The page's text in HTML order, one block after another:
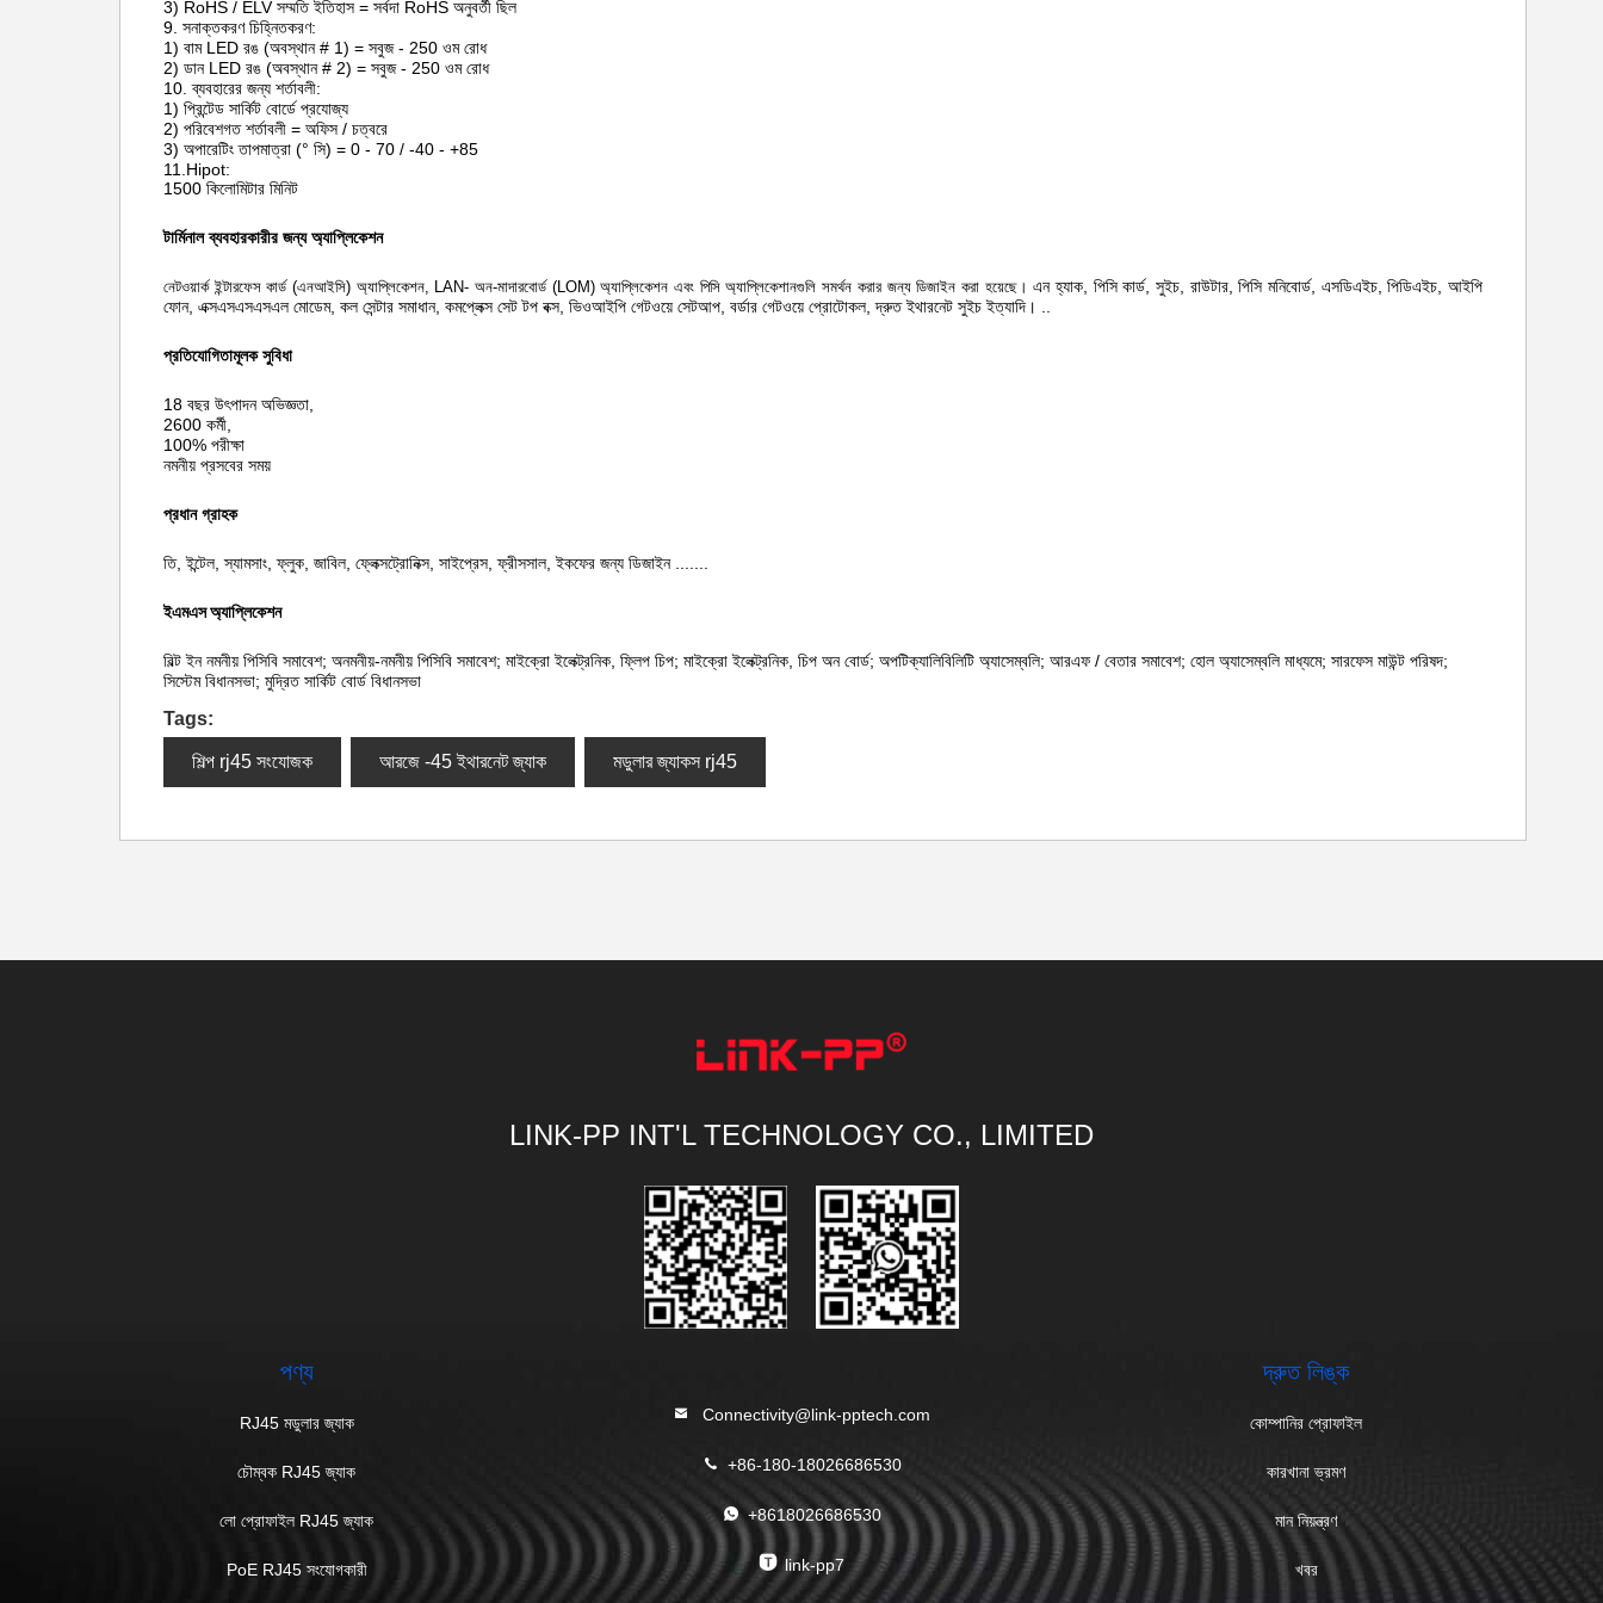
3) RoHS / ELV সম্মতি ইতিহাস = সর্বদা RoHS অনুবর্তী ছিল
9. সনাক্তকরণ চিহ্নিতকরণ:
1) বাম LED রঙ (অবস্থান # 1) = সবুজ - 250 ওম রোধ
2) ডান LED রঙ (অবস্থান # 2) = সবুজ - 250 ওম রোধ
10. ব্যবহারের জন্য শর্তাবলী:
1) প্রিন্টেড সার্কিট বোর্ডে প্রযোজ্য
2) পরিবেশগত শর্তাবলী = অফিস / চত্বরে
3) অপারেটিং তাপমাত্রা (° সি) = 0 - 70 / -40 - +85
11.Hipot:
1500 কিলোমিটার মিনিট
টার্মিনাল ব্যবহারকারীর জন্য অ্যাপ্লিকেশন
নেটওয়ার্ক ইন্টারফেস কার্ড (এনআইসি) অ্যাপ্লিকেশন, LAN- অন-মাদারবোর্ড (LOM) অ্যাপ্লিকেশন এবং পিসি অ্যাপ্লিকেশানগুলি সমর্থন করার জন্য ডিজাইন করা হয়েছে। এনহ্যাক, পিসি কার্ড, সুইচ, রাউটার, পিসি মনিবোর্ড, এসডিএইচ, পিডিএইচ, আইপি
ফোন, এক্সএসএসএসএল মোডেম, কল সেন্টার সমাধান, কমপ্লেক্স সেট টপ বক্স, ভিওআইপি গেটওয়ে সেটআপ, বর্ডার গেটওয়ে প্রোটোকল, দ্রুত ইথারনেট সুইচ ইত্যাদি। ..
প্রতিযোগিতামূলক সুবিধা
18 বছর উৎপাদন অভিজ্ঞতা,
2600 কর্মী,
100% পরীক্ষা
নমনীয় প্রসবের সময়
প্রধান গ্রাহক
তি, ইন্টেল, স্যামসাং, ফ্লুক, জাবিল, ফ্লেক্সট্রোনিক্স, সাইপ্রেস, ফ্রীসসাল, ইকফের জন্য ডিজাইন .......
ইএমএস অ্যাপ্লিকেশন
বিল্ট ইন নমনীয় পিসিবি সমাবেশ; অনমনীয়-নমনীয় পিসিবি সমাবেশ; মাইক্রো ইলেক্ট্রনিক, ফ্লিপ চিপ; মাইক্রো ইলেক্ট্রনিক, চিপ অন বোর্ড; অপটিক্যালিবিলিটি অ্যাসেম্বলি; আরএফ / বেতার সমাবেশ; হোল অ্যাসেম্বলি মাধ্যমে; সারফেস মাউন্ট পরিষদ;
সিস্টেম বিধানসভা; মুদ্রিত সার্কিট বোর্ড বিধানসভা
Tags:
শিল্প rj45 সংযোজক আরজে -45 ইথারনেট জ্যাক মডুলার জ্যাকস rj45
LINK-PP INT'L TECHNOLOGY CO., LIMITED
পণ্য
RJ45 মডুলার জ্যাক
চৌম্বক RJ45 জ্যাক
লো প্রোফাইল RJ45 জ্যাক
PoE RJ45 সংযোগকারী
Connectivity@link-pptech.com
+86-180-18026686530
+8618026686530
link-pp7
দ্রুত লিঙ্ক
কোম্পানির প্রোফাইল
কারখানা ভ্রমণ
মান নিয়ন্ত্রণ
খবর